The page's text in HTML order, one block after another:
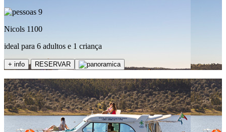
9
Nicols 1100
ideal para 6 adultos e 1 criança
+ info RESERVAR